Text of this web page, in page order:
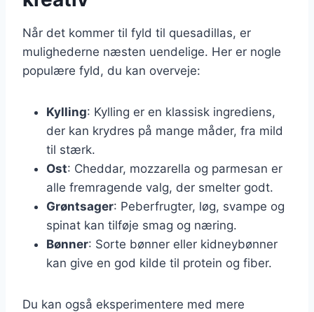
Når det kommer til fyld til quesadillas, er
mulighederne næsten uendelige. Her er nogle
populære fyld, du kan overveje:
Kylling: Kylling er en klassisk ingrediens,
der kan krydres på mange måder, fra mild
til stærk.
Ost: Cheddar, mozzarella og parmesan er
alle fremragende valg, der smelter godt.
Grøntsager: Peberfrugter, løg, svampe og
spinat kan tilføje smag og næring.
Bønner: Sorte bønner eller kidneybønner
kan give en god kilde til protein og fiber.
Du kan også eksperimentere med mere